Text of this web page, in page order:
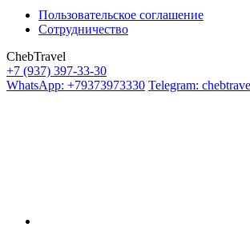
Пользовательское соглашение
Сотрудничество
ChebTravel
+7 (937) 397-33-30
WhatsApp: +79373973330 Telegram: